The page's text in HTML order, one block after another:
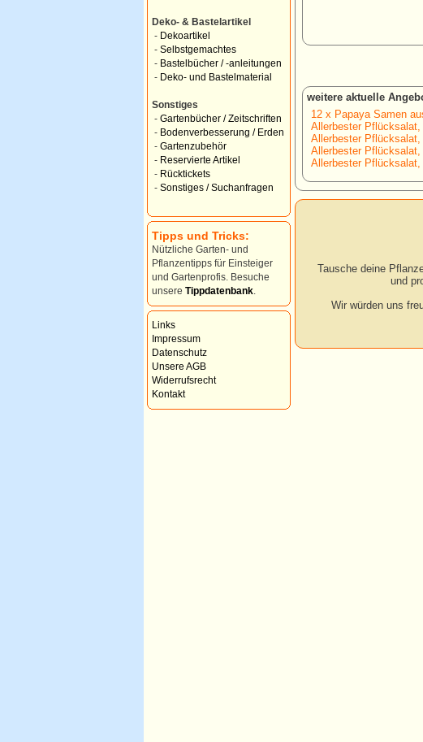
Deko- & Bastelartikel
- Dekoartikel
- Selbstgemachtes
- Bastelbücher / -anleitungen
- Deko- und Bastelmaterial
Sonstiges
- Gartenbücher / Zeitschriften
- Bodenverbesserung / Erden
- Gartenzubehör
- Reservierte Artikel
- Rücktickets
- Sonstiges / Suchanfragen
Tipps und Tricks:
Nützliche Garten- und
Pflanzentipps für Einsteiger
und Gartenprofis. Besuche
unsere Tippdatenbank
Links
Impressum
Datenschutz
Unsere AGB
Widerrufsrecht
Kontakt
weitere aktuelle
12 x Papaya Samen
Allerbester
Allerbester
Allerbester
Allerbester
Tausche deine
und
Wir würden uns